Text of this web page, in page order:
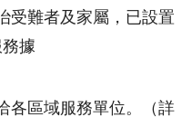
受難者及家屬，已設置
據
各區域服務單位。（詳